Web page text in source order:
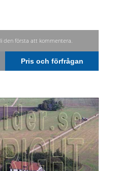
den första att kommentera.
Pris och förfrågan